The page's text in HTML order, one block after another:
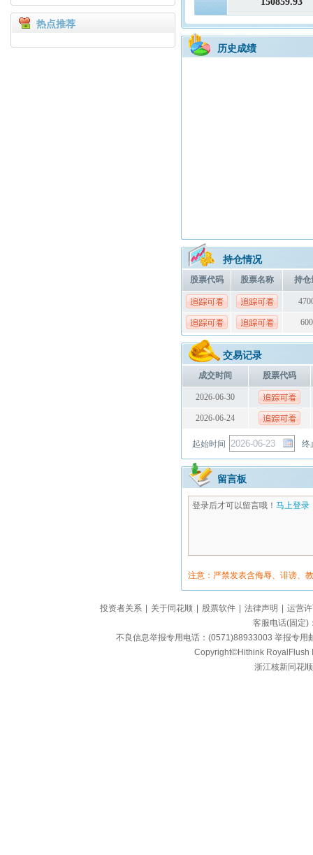
热点推荐
历史成绩
持仓情况
股票代码 股票名称 持仓
600
交易记录
成交时间 股票代码
2026-06-30
2026-06-24
起始时间 终
留言板
登录后才可以留言哦！ 马上登录
注意：严禁发表含侮辱、诽谤、
投资者关系 关于同花顺 股票软件 法律声明
运营
客服电话(固定
不良信息举报专用电话：(0571)88933003 举报专
Copyright©Hithink RoyalFlush
浙江核新同花